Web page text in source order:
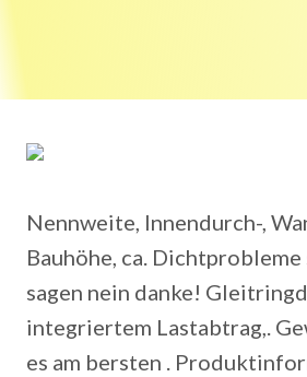
Nennweite, Innendurch-,
Bauhöhe, ca. Dichtprobleme
sagen nein danke!
integriertem Lastabtrag,.
es am bersten .